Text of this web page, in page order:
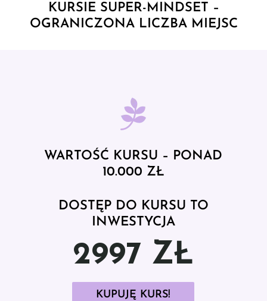
KURSIE SUPER-MINDSET –
OGRANICZONA LICZBA MIEJSC
WARTOŚĆ KURSU – PONAD
10.000 ZŁ
DOSTĘP DO KURSU TO
INWESTYCJA
2997 ZŁ
KUPUJĘ KURS!